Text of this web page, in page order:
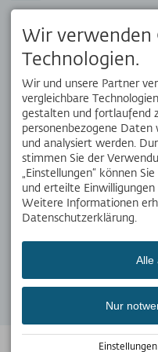
Dein Reisebegleiter vor Ort. Hol
App!
SOCIAL MEDIA
WERDE TEIL UNSERES TEAMS
Aktuellen haben wir 21
Bleib mit unseren
Laufenden.
© 2026 OBERSTDORF
Wir verwenden
Technologien.
Wir und unsere Partner
vergleichbare
gestalten und fortlaufend
personenbezogene
und analysiert werden.
stimmen Sie der
„Einstellungen“ können
und erteilte
Weitere Informationen
Datenschutzerklärung.
Alle
Nur
Einstellungen